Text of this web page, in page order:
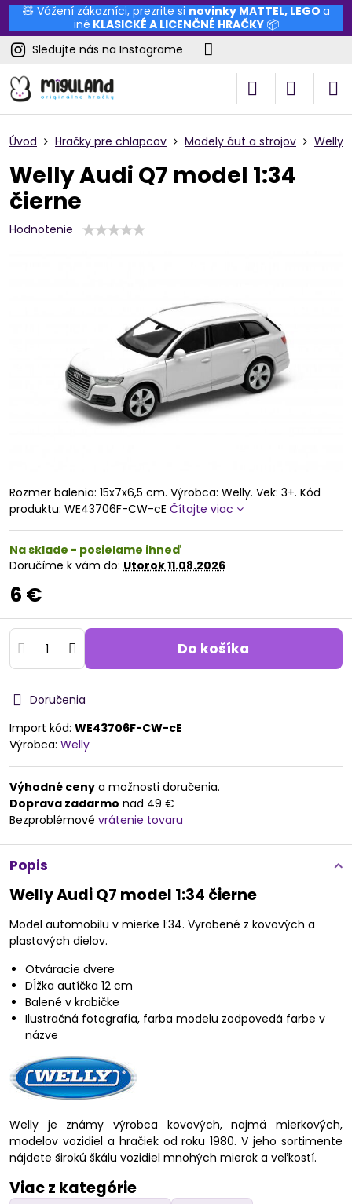
🧸 Vážení zákazníci, prezrite si novinky MATTEL, LEGO a
iné KLASICKÉ A LICENČNÉ HRAČKY📦
Sledujte nás na Instagrame
Úvod Hračky pre chlapcov Modely áut a strojov Welly
Welly Audi Q7 model 1:34
čierne
Hodnotenie
Rozmer balenia: 15x7x6,5 cm. Výrobca: Welly. Vek: 3+. Kód
produktu: WE43706F-CW-cE Čítajte viac
Na sklade - posielame ihneď
Doručíme k vám do: Utorok11.08.2026
6 €
Do košíka
Doručenia
Import kód: WE43706F-CW-cE
Výrobca: Welly
Výhodné ceny a možnosti doručenia.
Doprava zadarmo nad 49 €
Bezproblémové vrátenie tovaru
Popis
Welly Audi Q7 model 1:34 čierne
Model automobilu v mierke 1:34. Vyrobené z kovových a
plastových dielov.
Otváracie dvere
Dĺžka autíčka 12 cm
Balené v krabičke
Ilustračná fotografia, farba modelu zodpovedá farbe v
názve
Welly je známy výrobca kovových, najmä mierkových,
modelov vozidiel a hračiek od roku 1980. V jeho sortimente
nájdete širokú škálu vozidiel mnohých mierok a veľkostí.
Viac z kategórie